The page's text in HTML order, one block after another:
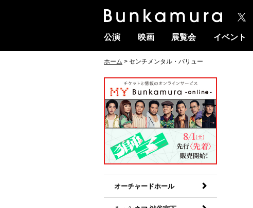
公演 映画 展覧会 イベント
ホーム > センチメンタル・バリュー
オーチャードホール